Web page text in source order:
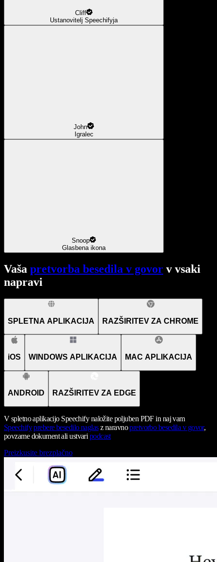
Cliff
Ustanovitelj Speechifyja
John
Igralec
Snoop
Glasbena ikona
Vaša pretvorba besedila v govor v vsaki
napravi
SPLETNA APLIKACIJA RAZŠIRITEV ZA CHROME
iOS WINDOWS APLIKACIJA MAC APLIKACIJA
ANDROID RAZŠIRITEV ZA EDGE
V spletno aplikacijo Speechify naložite poljuben PDF in naj vam
Speechify prebere besedilo naglasz naravnopretvorbo besedila v govor,
povzame dokument ali ustvari podcast
Preizkusite brezplačno